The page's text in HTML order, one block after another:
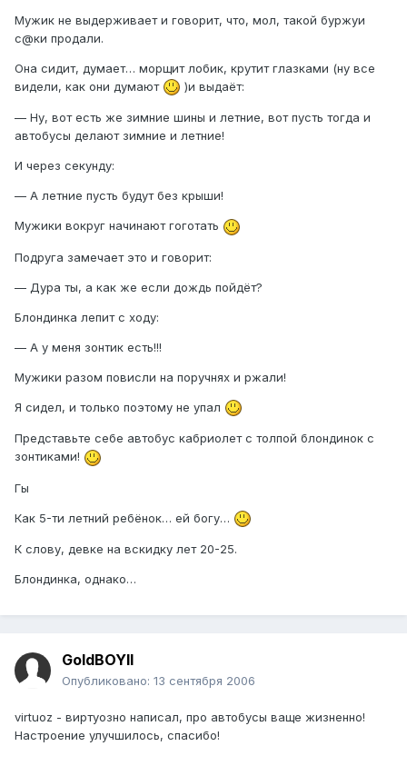
Мужик не выдерживает и говорит, что, мол, такой буржуи
c@ки продали.
Она сидит, думает… морщит лобик, крутит глазками (ну все
видели, как они думают
)и выдаёт:
— Ну, вот есть же зимние шины и летние, вот пусть тогда и
автобусы делают зимние и летние!
И через секунду:
— А летние пусть будут без крыши!
Мужики вокруг начинают гоготать
Подруга замечает это и говорит:
— Дура ты, а как же если дождь пойдёт?
Блондинка лепит с ходу:
— А у меня зонтик есть!!!
Мужики разом повисли на поручнях и ржали!
Я сидел, и только поэтому не упал
Представьте себе автобус кабриолет с толпой блондинок с
зонтиками!
Гы
Как 5-ти летний ребёнок… ей богу…
К слову, девке на вскидку лет 20-25.
Блондинка, однако…
GoldBOYII
Опубликовано: 13 сентября 2006
virtuoz - виртуозно написал, про автобусы ваще жизненно!
Настроение улучшилось, спасибо!